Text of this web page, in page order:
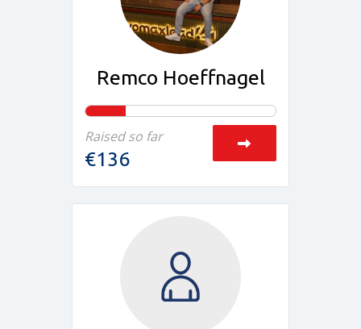
Remco Hoeffnagel
Raised so far
€136